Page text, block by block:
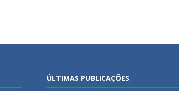
ÚLTIMAS PUBLICAÇÕES